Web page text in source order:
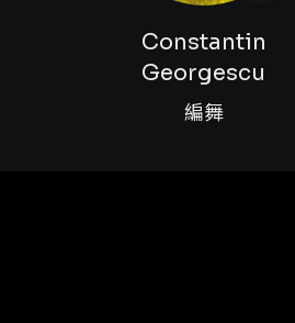
高雄城市芭蕾舞團製作，是一
意象的當代芭蕾新作，作品由
作：羅馬尼亞籍編舞家
（羅馬尼亞籍，畢業
布魯克納大學舞蹈教學碩士，
呈現本作的肢體語彙與敘事線
的內在探索。Constantin
Constantin
Georgescu
編舞